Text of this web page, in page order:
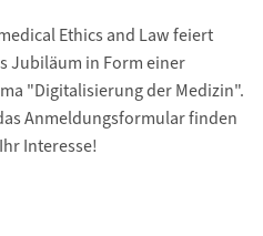
Ethics and Law feiert
Jubiläum in Form einer
"Digitalisierung der Medizin".
Anmeldungsformular finden
Interesse!